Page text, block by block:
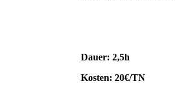
Dauer: 2,5h
Kosten: 20€/TN